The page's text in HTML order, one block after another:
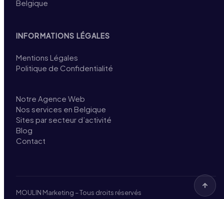
Belgique
INFORMATIONS LÉGALES
Mentions Légales
Politique de Confidentialité
Notre Agence Web
Nos services en Belgique
Sites par secteur d’activité
Blog
Contact
MOULIN Marketing – Tous droits réservés